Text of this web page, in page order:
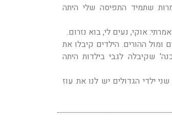
שתמיד התפיסה שלי היתה
אוקי, נעים לי, בוא נזרום.
ומול ההורים. הילדים קיבלו את
שקיבלה לגבי בילדות היתה
ילדי הגדולים יש לנו את עוז